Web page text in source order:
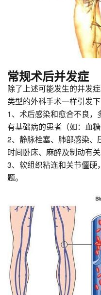
常规术后并发症
除了上述可能发生的并发
类型的外科手术一样引发下
1、术后感染和愈合不良
有基础病的患者（如：血
2、静脉栓塞、肺部感染
时间卧床、麻醉及制动有关
3、软组织粘连和关节僵硬
题。